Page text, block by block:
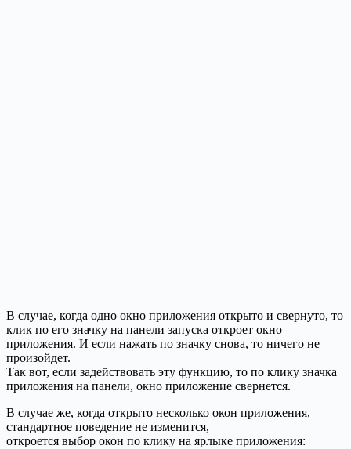
В случае, когда одно окно приложения открыто и свернуто, то
клик по его значку на панели запуска откроет окно
приложения. И если нажать по значку снова, то ничего не
произойдет.
Так вот, если задействовать эту функцию, то по клику значка
приложения на панели, окно приложение свернется.
В случае же, когда открыто несколько окон приложения,
стандартное поведение не изменится,
откроется выбор окон по клику на ярлыке приложения: